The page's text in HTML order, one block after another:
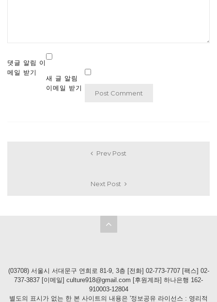
댓글 알림 이
메일 받기
새 글 알림
이메일 받기
Prev Post
Next Post
(03708) 서울시 서대문구 연희로 81-9, 3층 [전화] 02-773-7707 [팩스] 02-
737-3837 [이메일] culture918@gmail.com [후원계좌] 하나은행 162-
910003-12804
별도의 표시가 없는 한 본 사이트의 내용은 '정보공유 라이선스 : 영리적